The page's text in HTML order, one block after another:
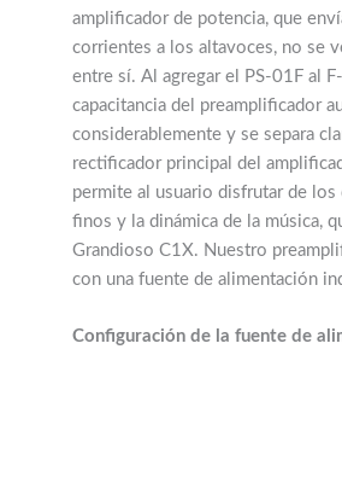
amplificador de potencia, que
corrientes a los altavoces, no se
entre sí. Al agregar el PS-01F al
capacitancia del preamplificador
considerablemente y se separa
rectificador principal del
permite al usuario disfrutar de los
finos y la dinámica de la música,
Grandioso C1X. Nuestro
con una fuente de alimentación
Configuración de la fuente de